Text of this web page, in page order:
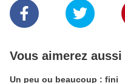
Vous aimerez aussi
Un peu ou beaucoup : fini